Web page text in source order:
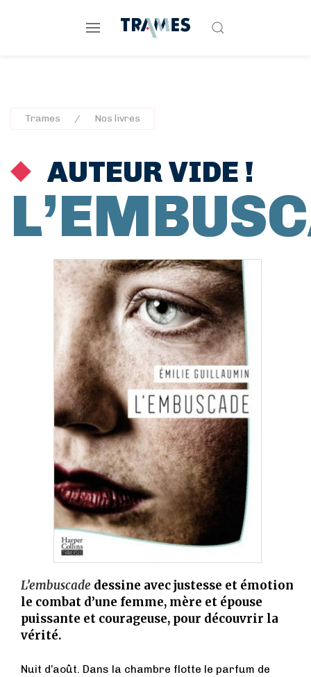
Trames Nos livres
AUTEUR VIDE !
L’embuscade dessine avec justesse et émotion
le combat d’une femme, mère et épouse
puissante et courageuse, pour découvrir la
vérité.
Nuit d’août. Dans la chambre flotte le parfum de